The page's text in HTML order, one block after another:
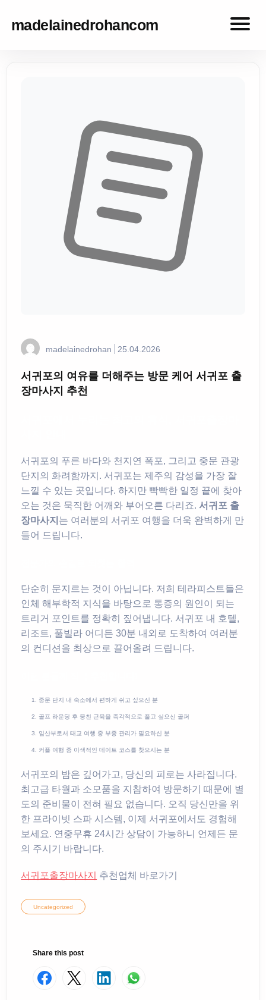
madelainedrohancom
madelainedrohan 25.04.2026
서귀포의 여유를 더해주는 방문 케어 서귀포 출
장마사지 추천
서귀포의 푸른 바다와 천지연 폭포, 그리고 중문 관광
단지의 화려함까지. 서귀포는 제주의 감성을 가장 잘
느낄 수 있는 곳입니다. 하지만 빡빡한 일정 끝에 찾아
오는 것은 묵직한 어깨와 부어오른 다리죠.서귀포 출
장마사지는 여러분의 서귀포 여행을 더욱 완벽하게 만
들어 드립니다.
단순히 문지르는 것이 아닙니다. 저희 테라피스트들은
인체 해부학적 지식을 바탕으로 통증의 원인이 되는
트리거 포인트를 정확히 짚어냅니다. 서귀포 내 호텔,
리조트, 풀빌라 어디든 30분 내외로 도착하여 여러분
의 컨디션을 최상으로 끌어올려 드립니다.
중문 단지 내 숙소에서 편하게 쉬고 싶으신 분
골프 라운딩 후 뭉친 근육을 즉각적으로 풀고 싶으신 골퍼
임산부로서 태교 여행 중 부종 관리가 필요하신 분
커플 여행 중 이색적인 데이트 코스를 찾으시는 분
서귀포의 밤은 깊어가고, 당신의 피로는 사라집니다.
최고급 타월과 소모품을 지참하여 방문하기 때문에 별
도의 준비물이 전혀 필요 없습니다. 오직 당신만을 위
한 프라이빗 스파 시스템, 이제 서귀포에서도 경험해
보세요. 연중무휴 24시간 상담이 가능하니 언제든 문
의 주시기 바랍니다.
서귀포출장마사지 추천업체 바로가기
Uncategorized
Share this post